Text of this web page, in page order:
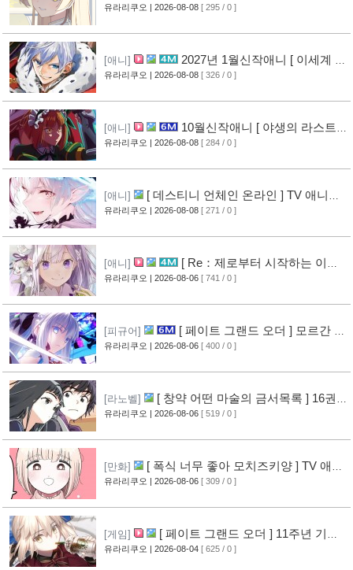
작 피규어 공개 [9]
유라리쿠오 | 2026-08-08 [ 295 / 0 ]
[애니]
2027년 1월신작애니 [ 이세계 전
생 소동기 ] PV 영상 공개
유라리쿠오 | 2026-08-08 [ 326 / 0 ]
[애니]
10월신작애니 [ 야생의 라스트
보스가 나타났다! ] 2기 PV 영상 공개
유라리쿠오 | 2026-08-08 [ 284 / 0 ]
[애니]
[ 데스티니 언체인 온라인 ] TV 애니메
이션화 결정 [9]
유라리쿠오 | 2026-08-08 [ 271 / 0 ]
[애니]
[ Re：제로부터 시작하는 이세
계 생활 ] 4기 탈환편 PV 영상 공개
유라리쿠오 | 2026-08-06 [ 741 / 0 ]
[피규어]
[ 페이트 그랜드 오더 ] 모르간 르
페이 신작 피규어 공개
[10]
유라리쿠오 | 2026-08-06 [ 400 / 0 ]
[라노벨]
[ 창약 어떤 마술의 금서목록 ] 16권
표지 공개
[12]
유라리쿠오 | 2026-08-06 [ 519 / 0 ]
[만화]
[ 폭식 너무 좋아 모치즈키양 ] TV 애니
메이션화 결정 [13]
유라리쿠오 | 2026-08-06 [ 309 / 0 ]
[게임]
[ 페이트 그랜드 오더 ] 11주년 기념
영상 공개
[11]
유라리쿠오 | 2026-08-04 [ 625 / 0 ]